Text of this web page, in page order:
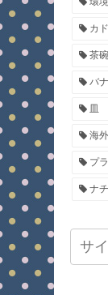
カ
茶碗
バ
皿
海
プ
ナ